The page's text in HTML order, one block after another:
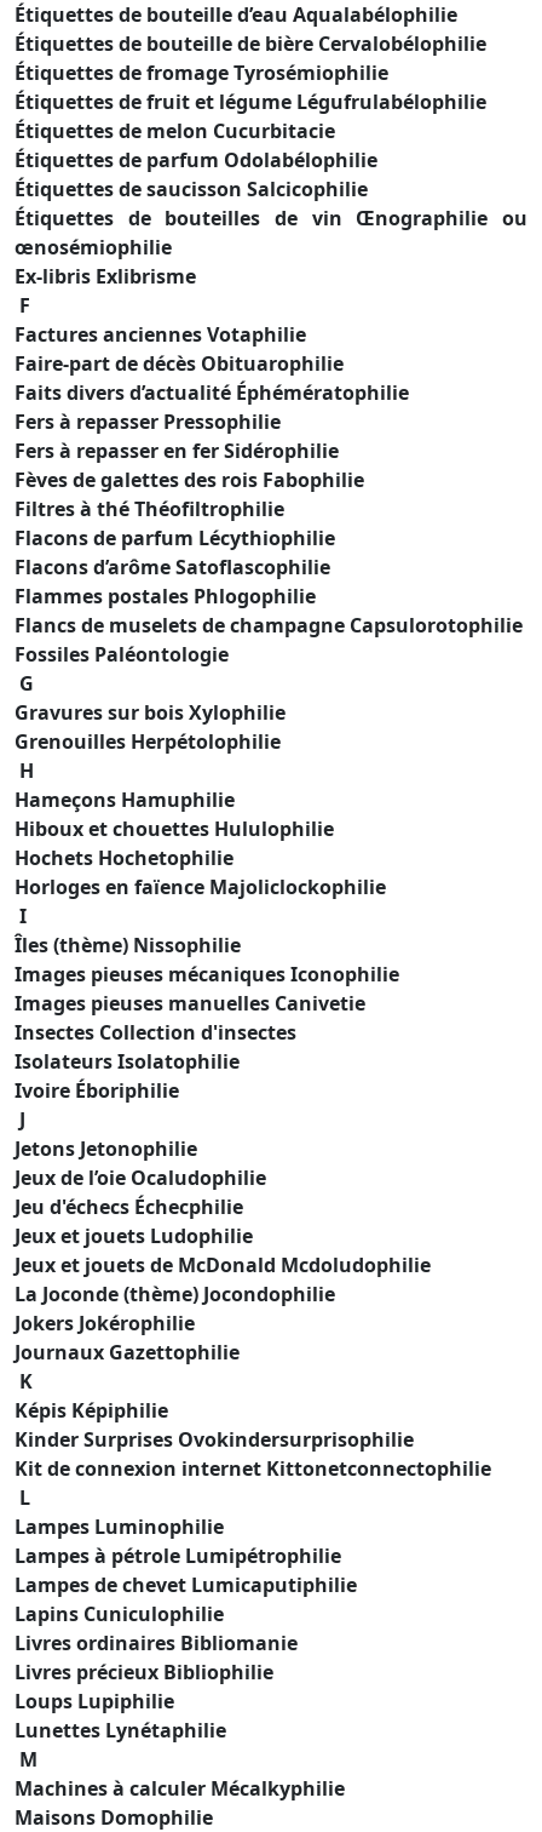
Étiquettes de bouteille d’eau Aqualabélophilie
Étiquettes de bouteille de bière Cervalobélophilie
Étiquettes de fromage Tyrosémiophilie
Étiquettes de fruit et légume Légufrulabélophilie
Étiquettes de melon Cucurbitacie
Étiquettes de parfum Odolabélophilie
Étiquettes de saucisson Salcicophilie
Étiquettes de bouteilles de vin Œnographilie ou
œnosémiophilie
Ex-libris Exlibrisme
F
Factures anciennes Votaphilie
Faire-part de décès Obituarophilie
Faits divers d’actualité Éphémératophilie
Fers à repasser Pressophilie
Fers à repasser en fer Sidérophilie
Fèves de galettes des rois Fabophilie
Filtres à thé Théofiltrophilie
Flacons de parfum Lécythiophilie
Flacons d’arôme Satoflascophilie
Flammes postales Phlogophilie
Flancs de muselets de champagne Capsulorotophilie
Fossiles Paléontologie
G
Gravures sur bois Xylophilie
Grenouilles Herpétolophilie
H
Hameçons Hamuphilie
Hiboux et chouettes Hululophilie
Hochets Hochetophilie
Horloges en faïence Majoliclockophilie
I
Îles (thème) Nissophilie
Images pieuses mécaniques Iconophilie
Images pieuses manuelles Canivetie
Insectes Collection d'insectes
Isolateurs Isolatophilie
Ivoire Éboriphilie
J
Jetons Jetonophilie
Jeux de l’oie Ocaludophilie
Jeu d'échecs Échecphilie
Jeux et jouets Ludophilie
Jeux et jouets de McDonald Mcdoludophilie
La Joconde (thème) Jocondophilie
Jokers Jokérophilie
Journaux Gazettophilie
K
Képis Képiphilie
Kinder Surprises Ovokindersurprisophilie
Kit de connexion internet Kittonetconnectophilie
L
Lampes Luminophilie
Lampes à pétrole Lumipétrophilie
Lampes de chevet Lumicaputiphilie
Lapins Cuniculophilie
Livres ordinaires Bibliomanie
Livres précieux Bibliophilie
Loups Lupiphilie
Lunettes Lynétaphilie
M
Machines à calculer Mécalkyphilie
Maisons Domophilie